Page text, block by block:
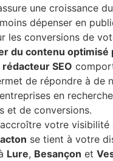
une croissance
dépenser en
les conversions de
du contenu optimisé
rédacteur SEO
de répondre à de
en
et de conversions.
votre visibilité
se tient à votre
Lure, Besançon et